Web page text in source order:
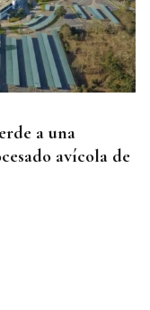
a una
avícola de